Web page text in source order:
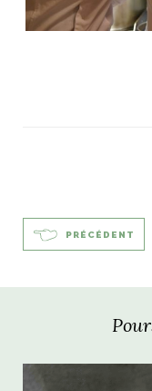
PRÉCÉDENT